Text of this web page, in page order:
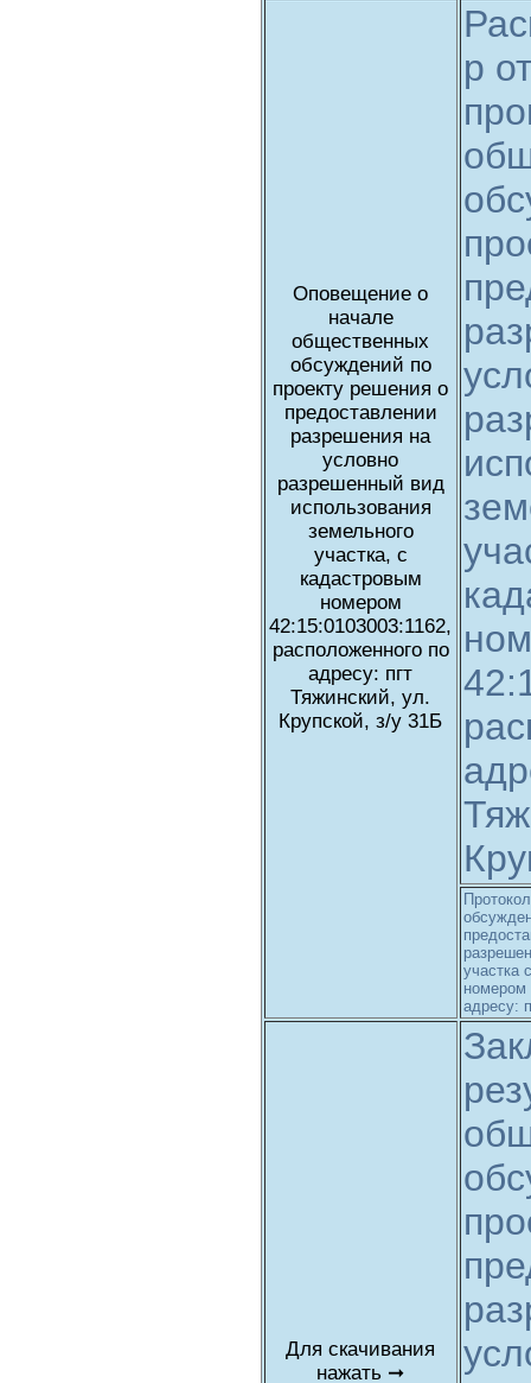
Оповещение о
начале
общественных
обсуждений по
проекту решения о
предоставлении
разрешения на
условно
разрешенный вид
использования
земельного
участка, с
кадастровым
номером
42:15:0103003:1162,
расположенного по
адресу: пгт
Тяжинский, ул.
Крупской, з/у 31Б
р
участка
номером
адресу:
Для скачивания
нажать ➞